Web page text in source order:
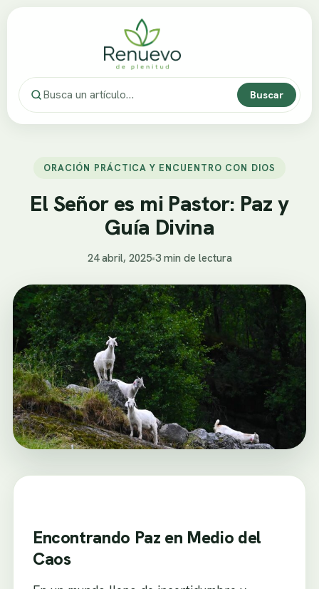
Buscar
ORACIÓN PRÁCTICA Y ENCUENTRO CON DIOS
El Señor es mi Pastor: Paz y
Guía Divina
24 abril, 2025•3 min de lectura
Encontrando Paz en Medio del
Caos